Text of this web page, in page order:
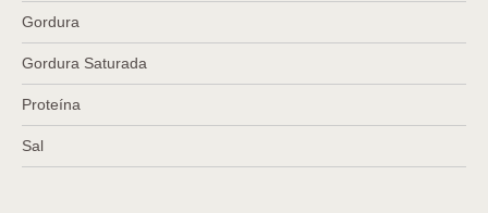
Gordura
Gordura Saturada
Proteína
Sal